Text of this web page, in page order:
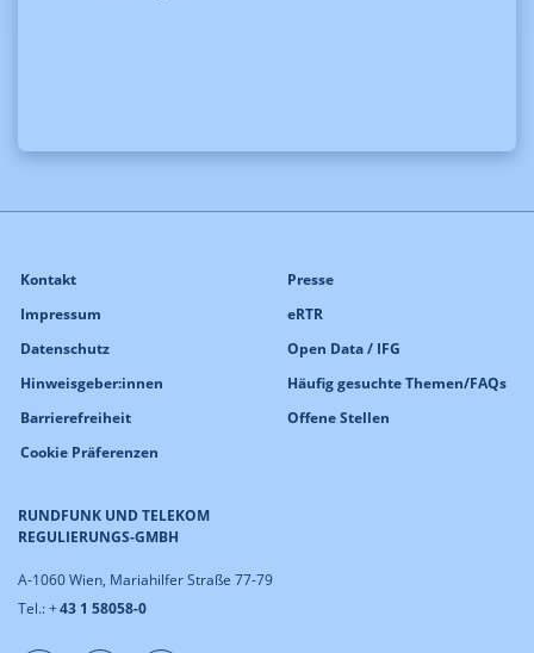
RUNDFUNK UND TELEKOM
REGULIERUNGS-GMBH
A-1060 Wien, Mariahilfer Straße 77-79
Tel.: +43 1 58058-0
Kontakt
Impressum
Datenschutz
Hinweisgeber:innen
Barrierefreiheit
Cookie Präferenzen
Presse
eRTR
Open Data / IFG
Häufig gesuchte Themen/FAQs
Offene Stellen